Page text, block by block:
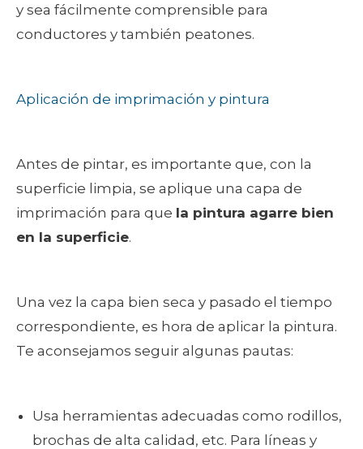
y sea fácilmente comprensible para
conductores y también peatones.
Aplicación de imprimación y pintura
Antes de pintar, es importante que, con la
superficie limpia, se aplique una capa de
imprimación para que la pintura agarre bien
en la superficie.
Una vez la capa bien seca y pasado el tiempo
correspondiente, es hora de aplicar la pintura.
Te aconsejamos seguir algunas pautas:
Usa herramientas adecuadas como rodillos,
brochas de alta calidad, etc. Para líneas y